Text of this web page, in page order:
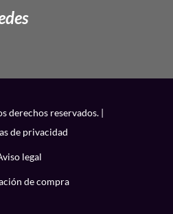
derechos reservados. |
de privacidad
legal
de compra